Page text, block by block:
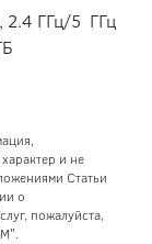
2.4 ГГц/5 ГГц
и не
Статьи
о
пожалуйста,